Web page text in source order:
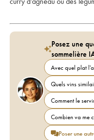
Posez une
sommelière
Avec quel plat
Quels vins
Comment le
Combien va me
Poser une